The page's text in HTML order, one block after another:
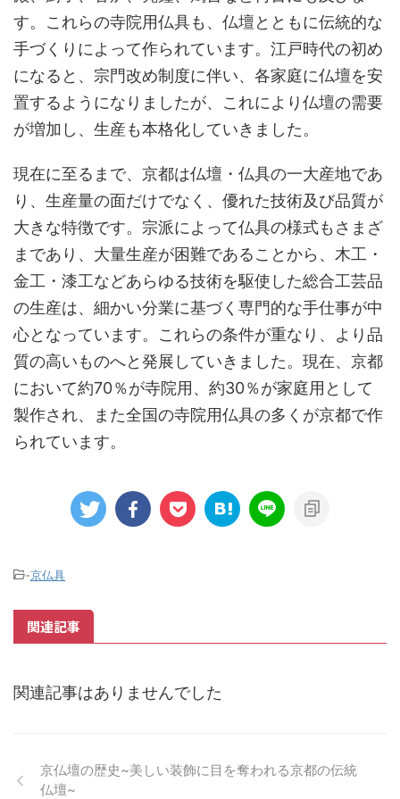
す。これらの寺院用仏具も、仏壇とともに伝統的な
手づくりによって作られています。江戸時代の初め
になると、宗門改め制度に伴い、各家庭に仏壇を安
置するようになりましたが、これにより仏壇の需要
が増加し、生産も本格化していきました。
現在に至るまで、京都は仏壇・仏具の一大産地であ
り、生産量の面だけでなく、優れた技術及び品質が
大きな特徴です。宗派によって仏具の様式もさまざ
まであり、大量生産が困難であることから、木工・
金工・漆工などあらゆる技術を駆使した総合工芸品
の生産は、細かい分業に基づく専門的な手仕事が中
心となっています。これらの条件が重なり、より品
質の高いものへと発展していきました。現在、京都
において約70％が寺院用、約30％が家庭用として
製作され、また全国の寺院用仏具の多くが京都で作
られています。
-京仏具
関連記事
関連記事はありませんでした
京仏壇の歴史~美しい装飾に目を奪われる京都の伝統
仏壇~